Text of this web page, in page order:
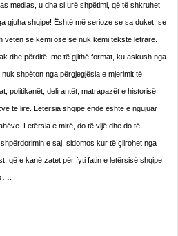
medias, u dha si urë shpëtimi, që të shkruhet
gjuha shqipe! Është më serioze se sa duket, se
veten se kemi ose se nuk kemi tekste letrare.
dhe përditë, me të gjithë format, ku askush nga
shpëton nga përgjegjësia e mjerimit të
politikanët, delirantët, matrapazët e historisë.
të lirë. Letërsia shqipe ende është e ngujuar
Letërsia e mirë, do të vijë dhe do të
e saj, sidomos kur të çlirohet nga
që e kanë zatet për fyti fatin e letërsisë shqipe